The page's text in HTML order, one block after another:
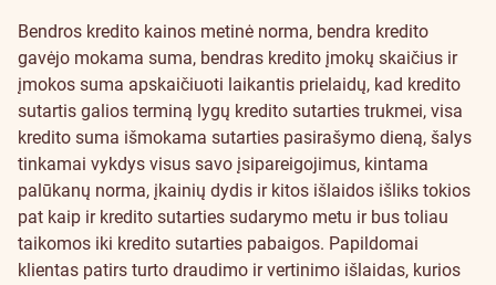
Bendros kredito kainos metinė norma, bendra kredito
gavėjo mokama suma, bendras kredito įmokų skaičius ir
įmokos suma apskaičiuoti laikantis prielaidų, kad kredito
sutartis galios terminą lygų kredito sutarties trukmei, visa
kredito suma išmokama sutarties pasirašymo dieną, šalys
tinkamai vykdys visus savo įsipareigojimus, kintama
palūkanų norma, įkainių dydis ir kitos išlaidos išliks tokios
pat kaip ir kredito sutarties sudarymo metu ir bus toliau
taikomos iki kredito sutarties pabaigos. Papildomai
klientas patirs turto draudimo ir vertinimo išlaidas, kurios